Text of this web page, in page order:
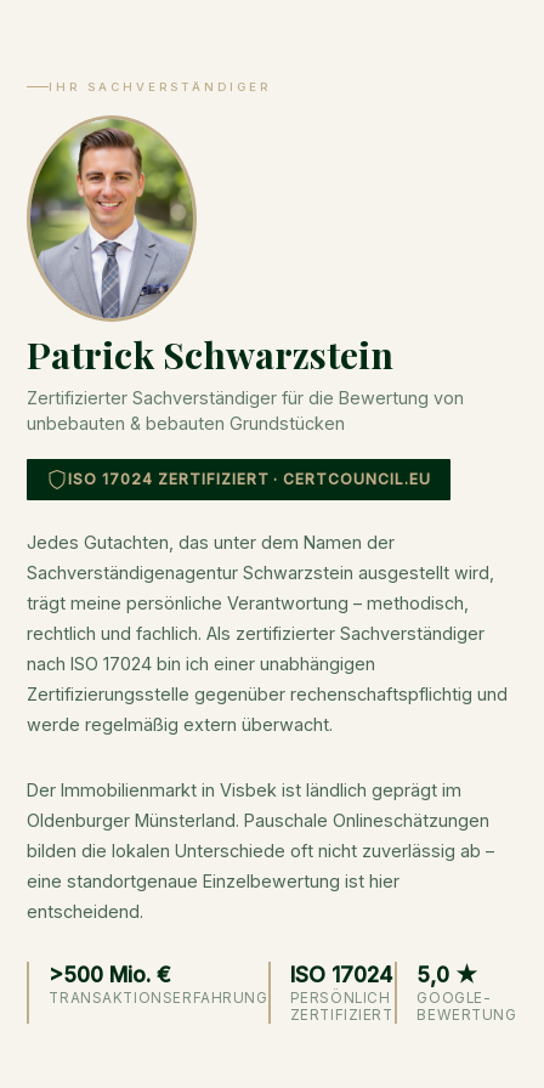
IHR SACHVERSTÄNDIGER
Patrick Schwarzstein
Zertifizierter Sachverständiger für die Bewertung von
unbebauten & bebauten Grundstücken
ISO 17024 ZERTIFIZIERT · CERTCOUNCIL.EU
Jedes Gutachten, das unter dem Namen der
Sachverständigenagentur Schwarzstein ausgestellt wird,
trägt meine persönliche Verantwortung – methodisch,
rechtlich und fachlich. Als zertifizierter Sachverständiger
nach ISO 17024 bin ich einer unabhängigen
Zertifizierungsstelle gegenüber rechenschaftspflichtig und
werde regelmäßig extern überwacht.
Der Immobilienmarkt in Visbek ist ländlich geprägt im
Oldenburger Münsterland. Pauschale Onlineschätzungen
bilden die lokalen Unterschiede oft nicht zuverlässig ab –
eine standortgenaue Einzelbewertung ist hier
entscheidend.
>500 Mio. €
TRANSAKTIONSERFAHRUNG
ISO 17024
PERSÖNLICH
ZERTIFIZIERT
5,0 ★
GOOGLE-
BEWERTUNG